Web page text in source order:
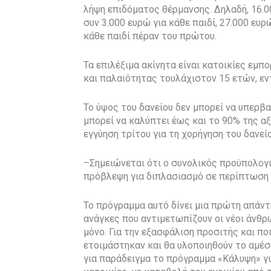
λήψη επιδόματος θέρμανσης. Δηλαδή,
συν 3.000 ευρώ για κάθε παιδί, 27.000
κάθε παιδί πέραν του πρώτου.
Τα επιλέξιμα ακίνητα είναι κατοικίες
και παλαιότητας τουλάχιστον 15 ετών,
Το ύψος του δανείου δεν μπορεί να
μπορεί να καλύπτει έως και το 90% της
εγγύηση τρίτου για τη χορήγηση του
–Σημειώνεται ότι ο συνολικός
πρόβλεψη για διπλασιασμό σε
Το πρόγραμμα αυτό δίνει μια πρώτη
ανάγκες που αντιμετωπίζουν οι νέοι
μόνο. Για την εξασφάλιση προσιτής και
ετοιμάστηκαν και θα υλοποιηθούν το
για παράδειγμα το πρόγραμμα «Κάλυψη»